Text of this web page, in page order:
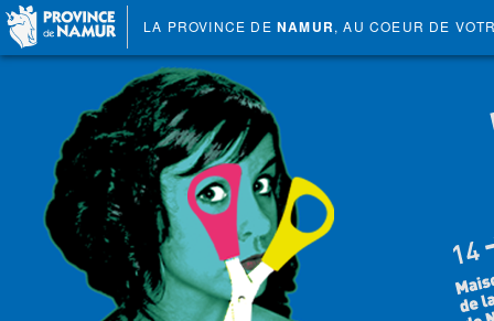
LA PROVINCE DE NAMUR, AU COEUR DE